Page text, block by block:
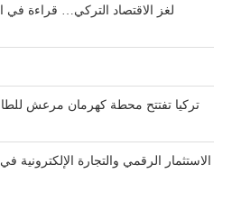
لغز الاقتصاد التركي… قراءة في
الاستثمار الرقمي والتجارة